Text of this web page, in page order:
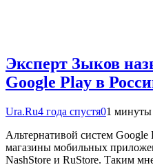
Эксперт Зыков
Google Play в
Ura.Ru4 года спустя01 минуты
Альтернативой систем Google
магазины мобильных
NashStore и RuStore. Таким